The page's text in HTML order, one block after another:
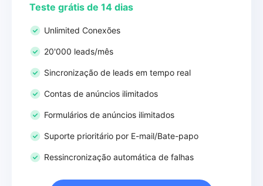
Teste grátis de 14 dias
Unlimited Conexões
20'000 leads/mês
Sincronização de leads em tempo real
Contas de anúncios ilimitados
Formulários de anúncios ilimitados
Suporte prioritário por E-mail/Bate-papo
Ressincronização automática de falhas